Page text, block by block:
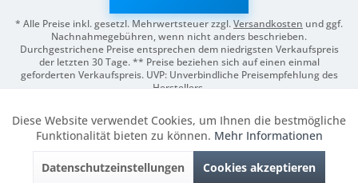
* Alle Preise inkl. gesetzl. Mehrwertsteuer zzgl.Versandkosten und ggf.
Nachnahmegebühren, wenn nicht anders beschrieben.
Durchgestrichene Preise entsprechen dem niedrigsten Verkaufspreis
der letzten 30 Tage. ** Preise beziehen sich auf einen einmal
geforderten Verkaufspreis. UVP: Unverbindliche Preisempfehlung des
Herstellers.
Funktionale Aktiv
Marketing Inaktiv
Diese Website verwendet Cookies, um Ihnen die bestmögliche
Funktionalität bieten zu können. Mehr Informationen
Datenschutzeinstellungen Cookies akzeptieren